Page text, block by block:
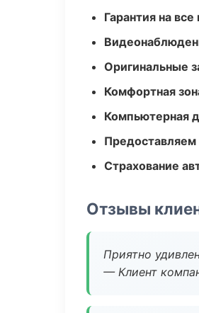
Гарантия на
Оригинальные
Комфортная
Компьютерная
Страхование
Отзывы
Приятно
— Клиент